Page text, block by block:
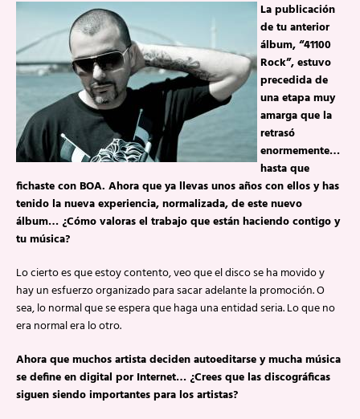
La publicación
de tu anterior
álbum, “41100
Rock”, estuvo
precedida de
una etapa muy
amarga que la
retrasó
enormemente…
hasta que
fichaste con BOA. Ahora que ya llevas unos años con ellos y has
tenido la nueva experiencia, normalizada, de este nuevo
álbum… ¿Cómo valoras el trabajo que están haciendo contigo y
tu música?
Lo cierto es que estoy contento, veo que el disco se ha movido y
hay un esfuerzo organizado para sacar adelante la promoción. O
sea, lo normal que se espera que haga una entidad seria. Lo que no
era normal era lo otro.
Ahora que muchos artista deciden autoeditarse y mucha música
se define en digital por Internet… ¿Crees que las discográficas
siguen siendo importantes para los artistas?